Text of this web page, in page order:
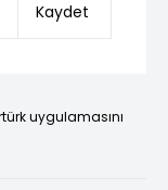
Kaydet
uygulamasını